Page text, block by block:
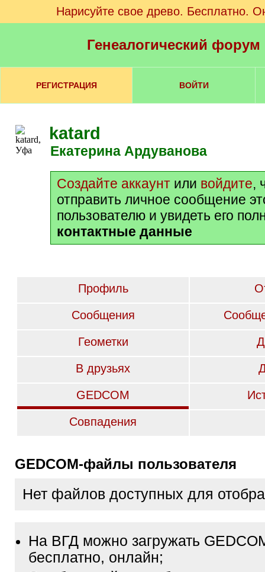
Нарисуйте свое древо. Бесплатно.
Генеалогический
РЕГИСТРАЦИЯ ВОЙТИ
katard
Екатерина Ардуванова
Создайте аккаунт или войдите,
отправить личное сообщение
пользователю и увидеть его
контактные данные
Профиль
Сообщения
Геометки
В друзьях
GEDCOM
Совпадения
GEDCOM-файлы пользователя
Нет файлов доступных для
На ВГД можно загружать
бесплатно, онлайн;